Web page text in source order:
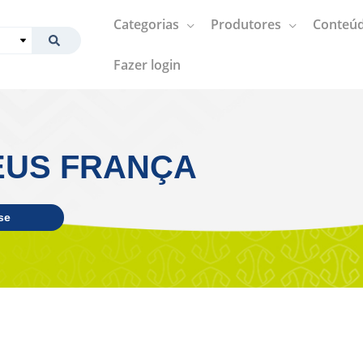
Categorias Produtores
Fazer login
FRANÇA